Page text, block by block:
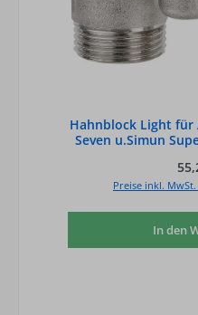
Hahnblock Light
Seven u.Simun
Preise inkl.
In den